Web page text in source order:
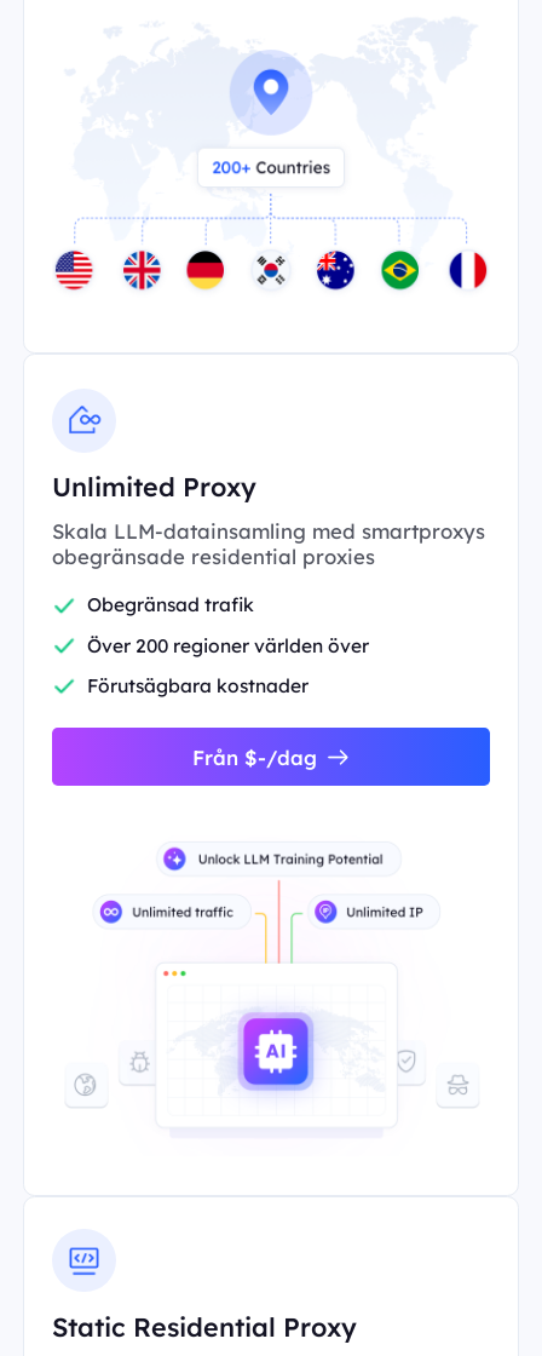
Unlimited Proxy
Skala LLM-datainsamling med smartproxys
obegränsade residential proxies
Obegränsad trafik
Över 200 regioner världen över
Förutsägbara kostnader
Från $-/dag
Static Residential Proxy